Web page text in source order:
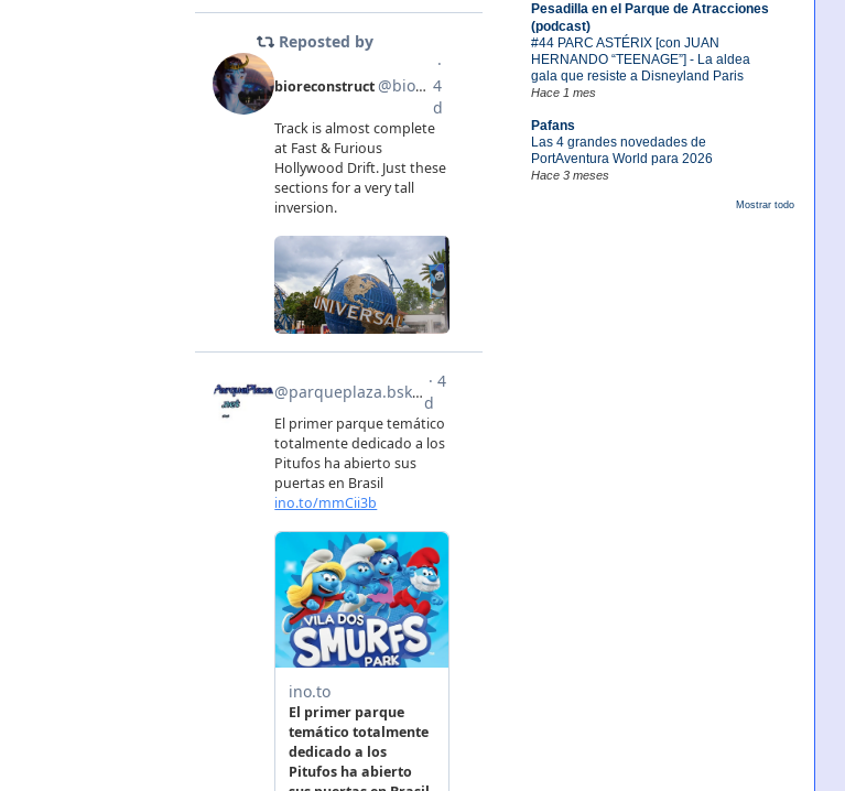
Pesadilla en el Parque de Atracciones
(podcast)
#44 PARC ASTÉRIX [con JUAN
HERNANDO “TEENAGE”] - La aldea
gala que resiste a Disneyland Paris
Hace 1 mes
Pafans
Las 4 grandes novedades de
PortAventura World para 2026
Hace 3 meses
Mostrar todo